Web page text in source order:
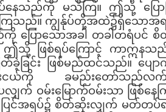
နေသည်ကို မသိကြ။ ဤသို့ ပြောက
ြသည်။ ကျွန်ုပ်တို့အထဲ၌ရှိသောအ
ြောသောအခါ တခါတရံပင် စိ
သို့ ဖြစ်ရပ်ကြောင့် ကာဣန
ခြင်း ဖြစ်မည်ထင်သည်။ ပျော
ယ်ကို ခမည်းတော်သည်လက်ခံ
က် ဝမ်းမြောက်ဝမ်းသာ ဖြစ်နေက
ပြင်အရပ်၌ စိတ်ဆိုးလျှက် မတ်တပ်